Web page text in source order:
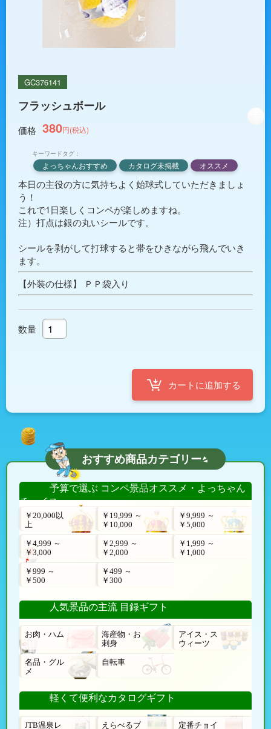
GC376141
フラッシュボール
価格 380円(税込)
キーワードタグ：
よっちゃんおすすめ カタログ未掲載 オススメ
本日の主役の方に気持ちよく始球式していただきましょ
う！
これで1日楽しくコンペが楽しめますね。
注）打点は銀の丸いシールです。
シールを剥がして打球すると帯をひきながら飛んでいき
ます。
【外装の仕様】 ＰＰ袋入り
数量
おすすめ商品カテゴリー
予算で選ぶ コンペ景品オススメ・よっちゃん
チョイス
￥20,000以
上
￥19,999 ～
￥10,000
￥9,999 ～
￥5,000
￥4,999 ～
￥3,000
￥2,999 ～
￥2,000
￥1,999 ～
￥1,000
￥999 ～
￥500
￥499 ～
￥300
人気景品の主流 目録ギフト
お肉・ハム
海産物・お
刺身
アイス・ス
ウィーツ
名品・グル
メ
自転車
軽くて便利なカタログギフト
JTB温泉レ えらべるブ 定番チョイ